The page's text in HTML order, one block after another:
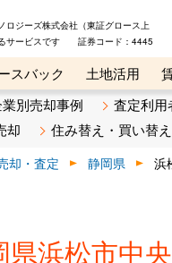
ロジーズ株式会社（東証グロース上
サービスです 証券コード：4445
スバック 土地活用
ンライン講座 リビンマ
別売却事例 査定利用
却 住み替え・買い替え
却・査定 静岡県 浜
県浜松市中